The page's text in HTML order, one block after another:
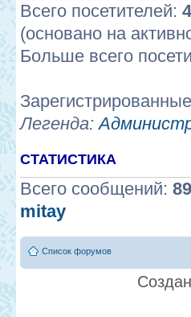
Всего посетителей: 4
(основано на
Больше всего
Легенда:
СТАТИСТИКА
Всего сообщений:
mitay
Список форумов